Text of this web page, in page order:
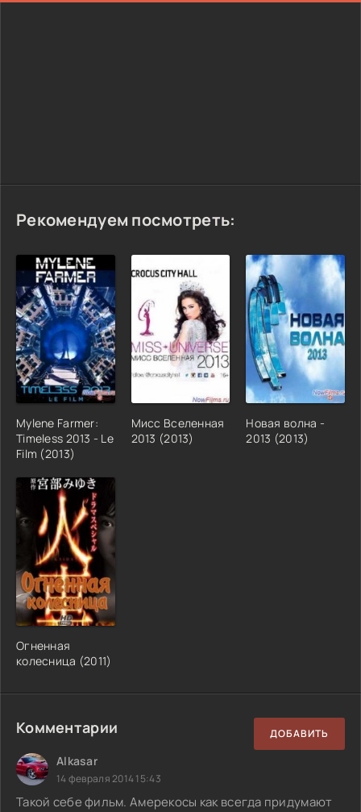
Рекомендуем посмотреть:
Mylene Farmer:
Timeless 2013 - Le
Film (2013)
Мисс Вселенная
2013 (2013)
Новая волна -
2013 (2013)
Огненная
колесница (2011)
Комментарии ДОБАВИТЬ
Alkasar
14 февраля 2014 15:43
Такой себе фильм. Амерекосы как всегда придумают